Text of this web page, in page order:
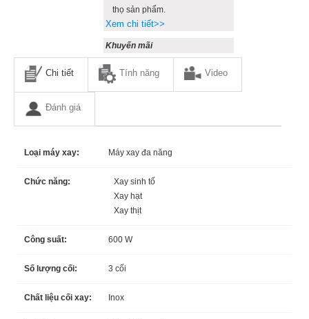
thọ sản phẩm.
Xem chi tiết>>
Khuyến mãi
Chi tiết Tính năng Video
Đánh giá
Loại máy xay: Máy xay đa năng
Chức năng:
Xay sinh tố
Xay hạt
Xay thịt
Công suất: 600 W
Số lượng cối: 3 cối
Chất liệu cối xay: Inox